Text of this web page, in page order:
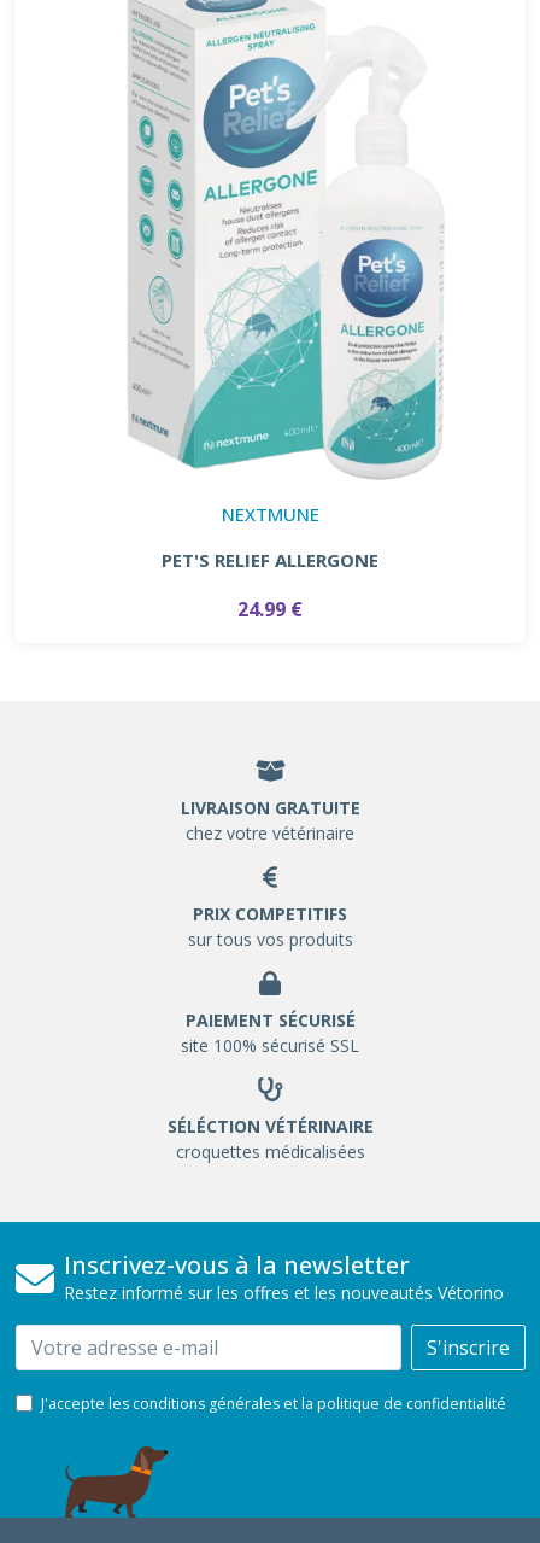
NEXTMUNE
PET'S RELIEF ALLERGONE
24.99 €
LIVRAISON GRATUITE
chez votre vétérinaire
PRIX COMPETITIFS
sur tous vos produits
PAIEMENT SÉCURISÉ
site 100% sécurisé SSL
SÉLÉCTION VÉTÉRINAIRE
croquettes médicalisées
Inscrivez-vous à la newsletter
Restez informé sur les offres et les nouveautés Vétorino
Email S'inscrire
J'accepte les conditions générales et la politique de confidentialité